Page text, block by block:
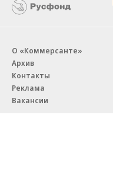
О «Коммерсанте»
Архив
Контакты
Реклама
Вакансии